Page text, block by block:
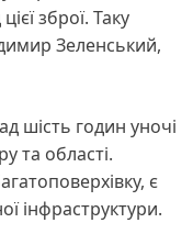
зброї. Таку
Зеленський,
шість годин уночі
та області.
є
інфраструктури.